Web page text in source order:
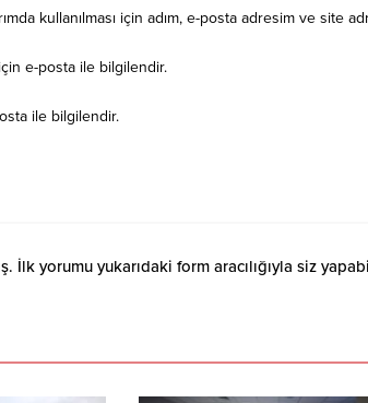
kullanılması için adım, e-posta adresim ve site
e-posta ile bilgilendir.
ile bilgilendir.
İlk yorumu yukarıdaki form aracılığıyla siz